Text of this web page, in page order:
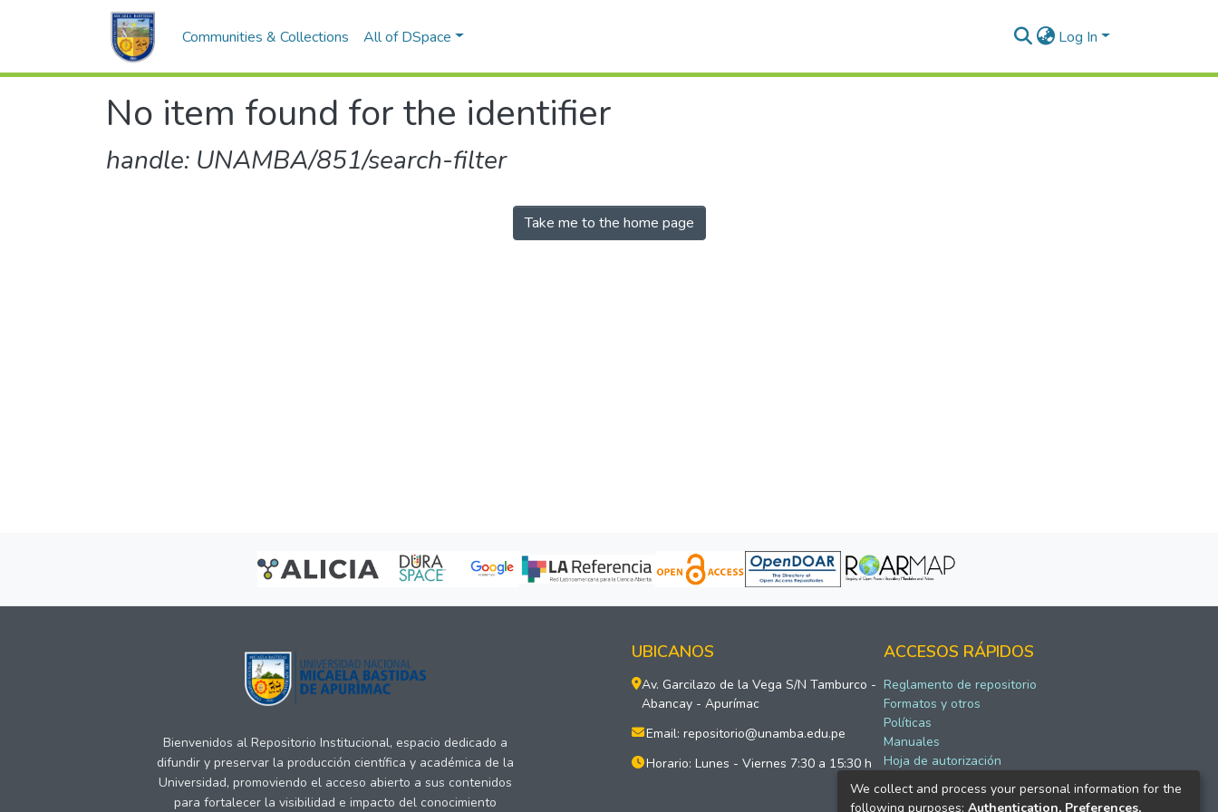
Communities & Collections All of DSpace Log In
No item found for the identifier
handle: UNAMBA/851/search-filter
Take me to the home page
Bienvenidos al Repositorio Institucional, espacio dedicado a
difundir y preservar la producción científica y académica de la
Universidad, promoviendo el acceso abierto a sus contenidos
para fortalecer la visibilidad e impacto del conocimiento
UBICANOS
Av. Garcilazo de la Vega S/N Tamburco -
Abancay - Apurímac
Email: repositorio@unamba.edu.pe
Horario: Lunes - Viernes 7:30 a 15:30 h
ACCESOS RÁPIDOS
Reglamento de repositorio
Formatos y otros
Políticas
Manuales
Hoja de autorización
We collect and process your personal information for the
following purposes: Authentication, Preferences,